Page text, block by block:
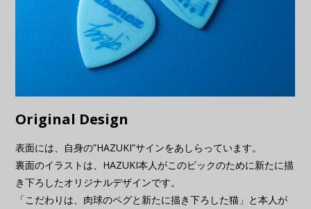
Original Design
表面には、自身の”HAZUKI”サインをあしらっています。
裏面のイラストは、HAZUKI本人がこのピックのために新たに描
き下ろしたオリジナルデザインです。
「こだわりは、肉球のペグと新たに描き下ろした猫」と本人が